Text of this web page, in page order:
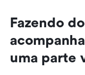
Fazendo
uma parte